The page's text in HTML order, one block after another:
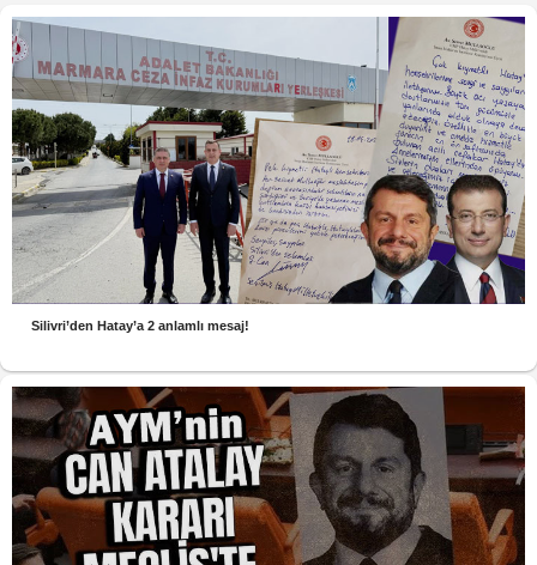
Silivri’den Hatay’a 2 anlamlı mesaj!